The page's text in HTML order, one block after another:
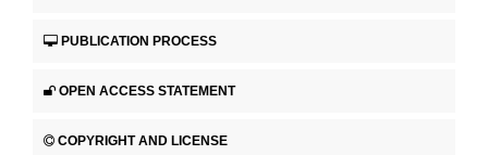
PUBLICATION PROCESS
OPEN ACCESS STATEMENT
COPYRIGHT AND LICENSE